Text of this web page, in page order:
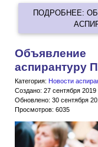
ПОДРОБНЕЕ:
аспирантуру
Категория: Новости
Создано: 27 сентября 2019
Обновлено: 30 сентября
Просмотров: 6035